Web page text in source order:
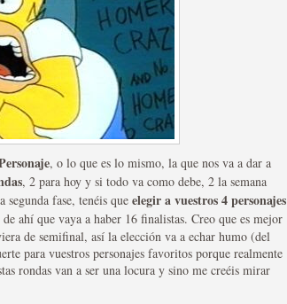
de la ficción
SVOD
, o lo que es lo mismo, la que nos va a dar a
, 2 para hoy y si todo va como debe, 2 la semana
segunda fase, tenéis que elegir a vuestros 4 personajes
ahí que vaya a haber 16 finalistas. Creo que es mejor
de semifinal, así la elección va a echar humo (del
para vuestros personajes favoritos porque realmente
rondas van a ser una locura y sino me creéis mirar